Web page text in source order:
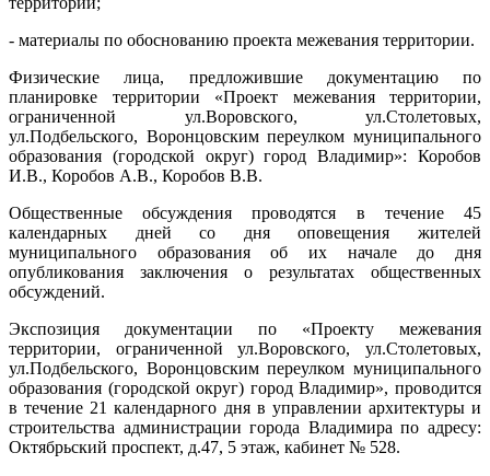
- материалы по обоснованию проекта межевания территории.
Физические лица, предложившие документацию по
планировке территории «Проект межевания территории,
ограниченной ул.Воровского, ул.Столетовых,
ул.Подбельского, Воронцовским переулком муниципального
образования (городской округ) город Владимир»: Коробов
И.В., Коробов А.В., Коробов В.В.
Общественные обсуждения проводятся в течение 45
календарных дней со дня оповещения жителей
муниципального образования об их начале до дня
опубликования заключения о результатах общественных
обсуждений.
Экспозиция документации по «Проекту межевания
территории, ограниченной ул.Воровского, ул.Столетовых,
ул.Подбельского, Воронцовским переулком муниципального
образования (городской округ) город Владимир», проводится
в течение 21 календарного дня в управлении архитектуры и
строительства администрации города Владимира по адресу:
Октябрьский проспект, д.47, 5 этаж, кабинет № 528.